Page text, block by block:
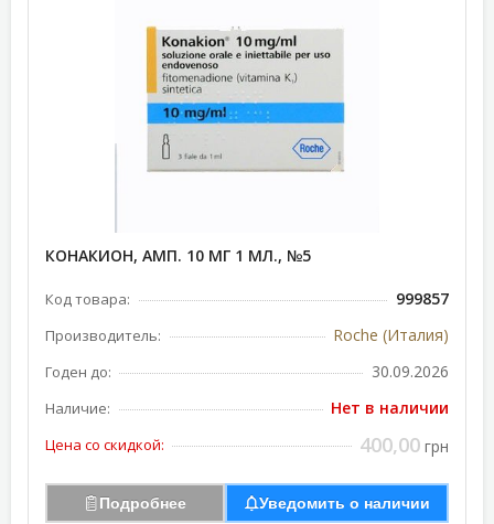
КОНАКИОН, АМП. 10 МГ 1 МЛ., №5
Код товара: 999857
Производитель: Roche (Италия)
Годен до: 30.09.2026
Наличие: Нет в наличии
Цена со скидкой: 400,00 грн
Подробнее Уведомить о наличии